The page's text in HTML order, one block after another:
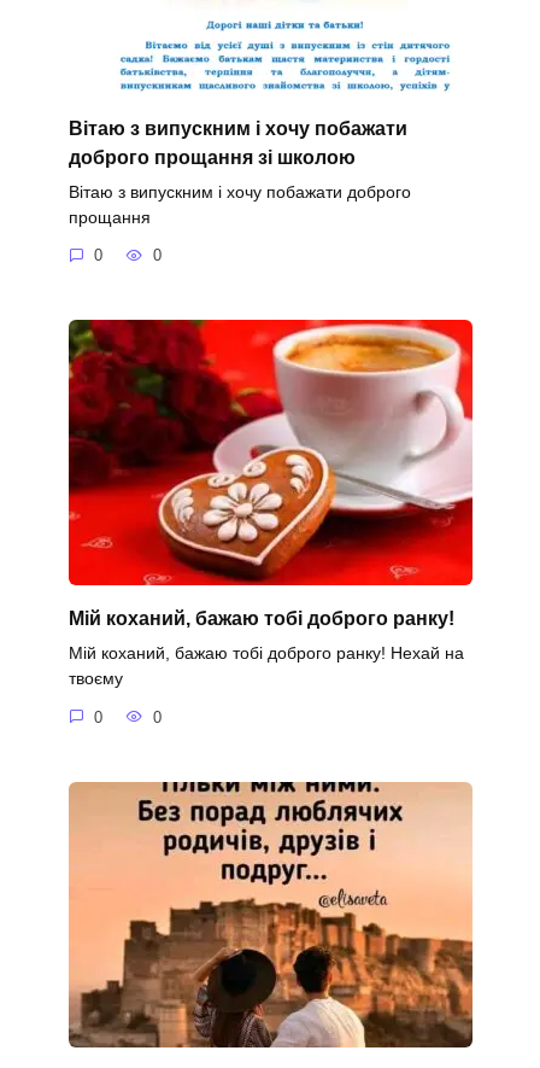
Вітаю з випускним і хочу побажати
доброго прощання зі школою
Вітаю з випускним і хочу побажати доброго
прощання
0 0
Мій коханий, бажаю тобі доброго ранку!
Мій коханий, бажаю тобі доброго ранку! Нехай на
твоєму
0 0